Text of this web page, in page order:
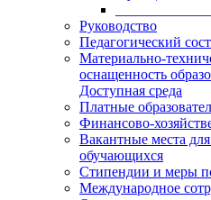
Руководство
Педагогический
Материально-
оснащенность
Доступная среда
Платные
Финансово-
Вакантные места
обучающихся
Стипендии и меры
Международное